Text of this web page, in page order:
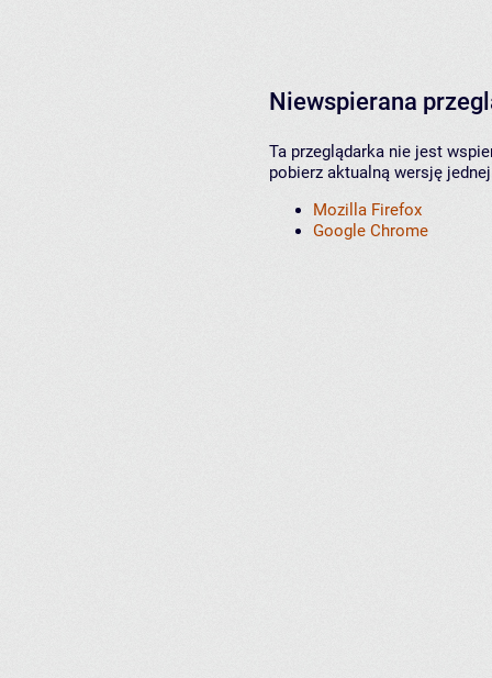
Niewspierana
Ta przeglądarka nie jest
pobierz aktualną wersję
Mozilla Firefox
Google Chrome